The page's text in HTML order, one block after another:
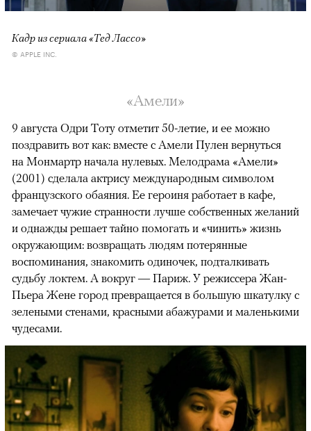
Кадр из сериала «Тед Лассо»
© APPLE INC.
«Амели»
9 августа Одри Тоту отметит 50-летие, и ее можно
поздравить вот как: вместе с Амели Пулен вернуться
на Монмартр начала нулевых. Мелодрама «Амели»
(2001) сделала актрису международным символом
французского обаяния. Ее героиня работает в кафе,
замечает чужие странности лучше собственных желаний
и однажды решает тайно помогать и «чинить» жизнь
окружающим: возвращать людям потерянные
воспоминания, знакомить одиночек, подталкивать
судьбу локтем. А вокруг — Париж. У режиссера Жан-
Пьера Жене город превращается в большую шкатулку с
зелеными стенами, красными абажурами и маленькими
чудесами.